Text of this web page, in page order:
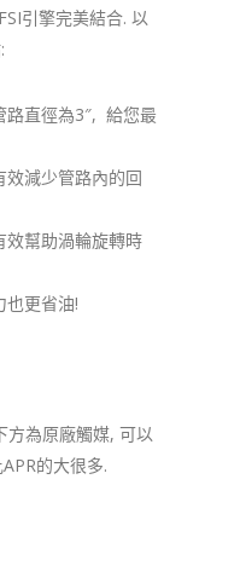
引擎完美結合. 以
路直徑為3″, 給您最
減少管路內的回
幫助渦輪旋轉時
也更省油!
方為原廠觸媒, 可以
的大很多.